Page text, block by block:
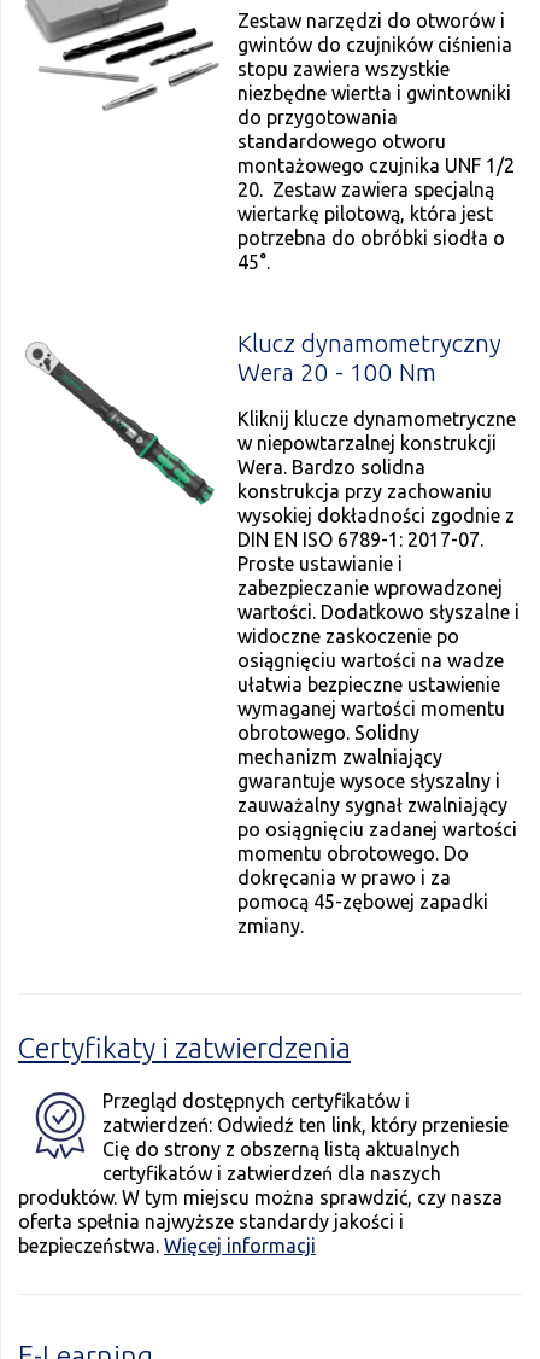
Zestaw narzędzi do otworów i
gwintów do czujników ciśnienia
stopu zawiera wszystkie
niezbędne wiertła i gwintowniki
do przygotowania
standardowego otworu
montażowego czujnika UNF 1/2
20. Zestaw zawiera specjalną
wiertarkę pilotową, która jest
potrzebna do obróbki siodła o
45°.
Klucz dynamometryczny
Wera 20 - 100 Nm
Kliknij klucze dynamometryczne
w niepowtarzalnej konstrukcji
Wera. Bardzo solidna
konstrukcja przy zachowaniu
wysokiej dokładności zgodnie z
DIN EN ISO 6789-1: 2017-07.
Proste ustawianie i
zabezpieczanie wprowadzonej
wartości. Dodatkowo słyszalne i
widoczne zaskoczenie po
osiągnięciu wartości na wadze
ułatwia bezpieczne ustawienie
wymaganej wartości momentu
obrotowego. Solidny
mechanizm zwalniający
gwarantuje wysoce słyszalny i
zauważalny sygnał zwalniający
po osiągnięciu zadanej wartości
momentu obrotowego. Do
dokręcania w prawo i za
pomocą 45-zębowej zapadki
zmiany.
Certyfikaty i zatwierdzenia
Przegląd dostępnych certyfikatów i
zatwierdzeń: Odwiedź ten link, który przeniesie
Cię do strony z obszerną listą aktualnych
certyfikatów i zatwierdzeń dla naszych
produktów. W tym miejscu można sprawdzić, czy nasza
oferta spełnia najwyższe standardy jakości i
bezpieczeństwa. Więcej informacji